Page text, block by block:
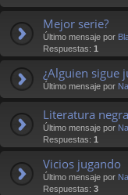
Mejor serie?
Último mensaje por
Respuestas: 1
¿Alguien sigue
Último mensaje por
Literatura negra
Último mensaje por
Respuestas: 1
Vicios jugando
Último mensaje por
Respuestas: 3